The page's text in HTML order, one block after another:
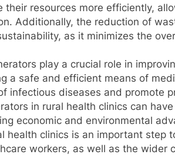
their resources more efficiently,
Additionally, the reduction of
as it minimizes the
play a crucial role in
a safe and efficient means of
infectious diseases and promote
in rural health clinics can
economic and environmental
health clinics is an important step
workers, as well as the wider